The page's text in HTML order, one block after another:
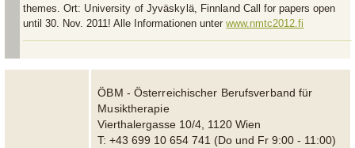
themes. Ort: University of Jyväskylä, Finnland Call for papers open
until 30. Nov. 2011! Alle Informationen unterwww.nmtc2012.fi
ÖBM - Österreichischer Berufsverband für
Musiktherapie
Vierthalergasse 10/4, 1120 Wien
T: +43 699 10 654 741 (Do und Fr 9:00 - 11:00)